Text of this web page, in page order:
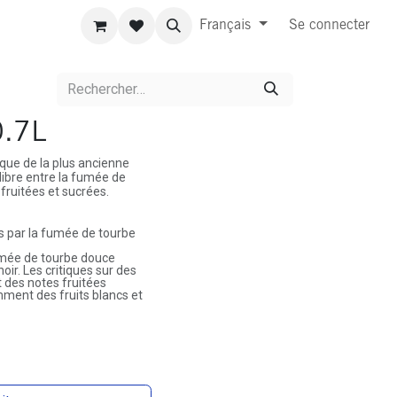
Français Se connecter
de la plus ancienne
entre la fumée de
et sucrées.
par la fumée de tourbe
de tourbe douce
Les critiques sur des
des notes fruitées
des fruits blancs et